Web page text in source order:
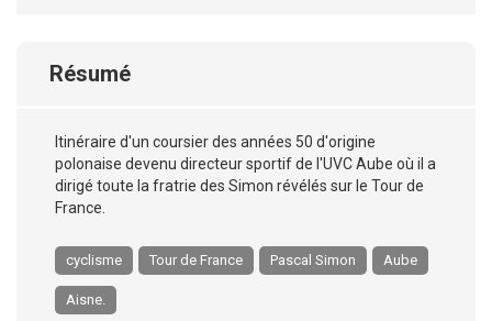
Résumé
Itinéraire d'un coursier des années 50 d'origine
polonaise devenu directeur sportif de l'UVC Aube où il a
dirigé toute la fratrie des Simon révélés sur le Tour de
France.
cyclisme Tour de France Pascal Simon Aube
Aisne.